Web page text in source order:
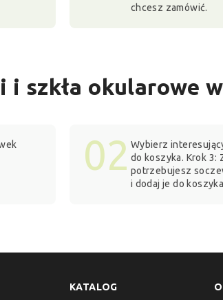
chcesz zamówić.
i szkła okularowe
02 Wybierz
do koszyka. Krok 3:
potrzebujesz
i dodaj je do koszyka
KATALOG